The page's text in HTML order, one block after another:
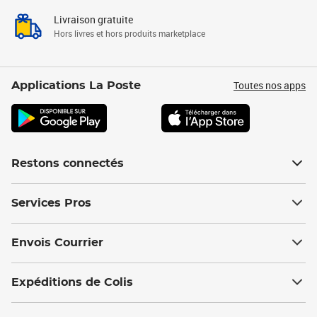
Livraison gratuite
Hors livres et hors produits marketplace
Applications La Poste Toutes nos apps
Restons connectés
Services Pros
Envois Courrier
Expéditions de Colis